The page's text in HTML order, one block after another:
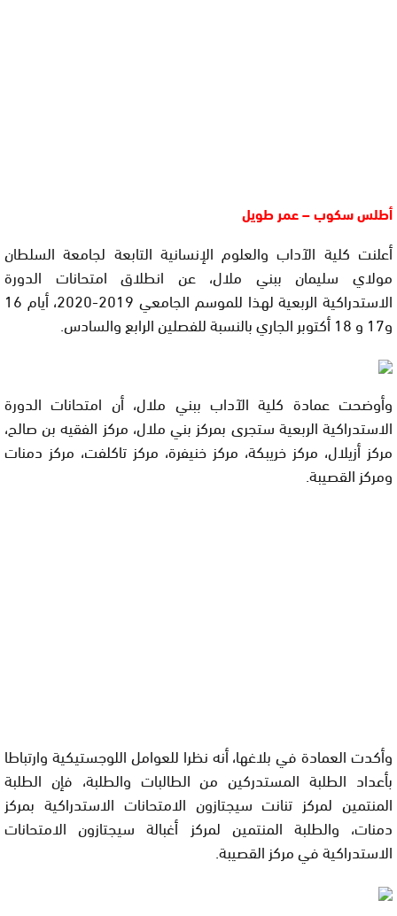
أطلس سكوب – عمر طويل
أعلنت كلية الآداب والعلوم الإنسانية التابعة لجامعة السلطان
مولاي سليمان ببني ملال، عن انطلاق امتحانات الدورة
الاستدراكية الربعية لهذا للموسم الجامعي 2019-2020، أيام 16
و17 و 18 أكتوبر الجاري بالنسبة للفصلين الرابع والسادس.
وأوضحت عمادة كلية الآداب ببني ملال، أن امتحانات الدورة
الاستدراكية الربعية ستجرى بمركز بني ملال، مركز الفقيه بن صالح،
مركز أزيلال، مركز خريبكة، مركز خنيفرة، مركز تاكلفت، مركز دمنات
ومركز القصيبة.
وأكدت العمادة في بلاغها، أنه نظرا للعوامل اللوجستيكية وارتباطا
بأعداد الطلبة المستدركين من الطالبات والطلبة، فإن الطلبة
المنتمين لمركز تنانت سيجتازون الامتحانات الاستدراكية بمركز
دمنات، والطلبة المنتمين لمركز أغبالة سيجتازون الامتحانات
الاستدراكية في مركز القصيبة.